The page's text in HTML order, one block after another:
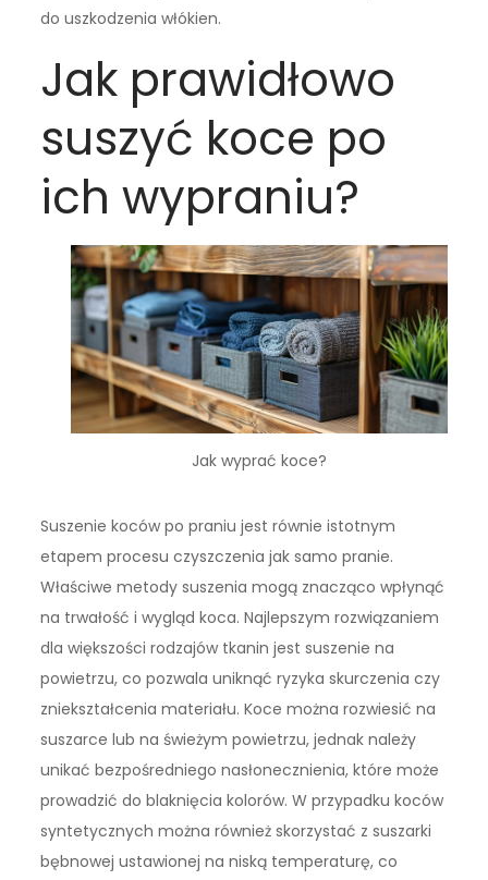
do uszkodzenia włókien.
Jak prawidłowo
suszyć koce po
ich wypraniu?
Jak wyprać koce?
Suszenie koców po praniu jest równie istotnym
etapem procesu czyszczenia jak samo pranie.
Właściwe metody suszenia mogą znacząco wpłynąć
na trwałość i wygląd koca. Najlepszym rozwiązaniem
dla większości rodzajów tkanin jest suszenie na
powietrzu, co pozwala uniknąć ryzyka skurczenia czy
zniekształcenia materiału. Koce można rozwiesić na
suszarce lub na świeżym powietrzu, jednak należy
unikać bezpośredniego nasłonecznienia, które może
prowadzić do blaknięcia kolorów. W przypadku koców
syntetycznych można również skorzystać z suszarki
bębnowej ustawionej na niską temperaturę, co